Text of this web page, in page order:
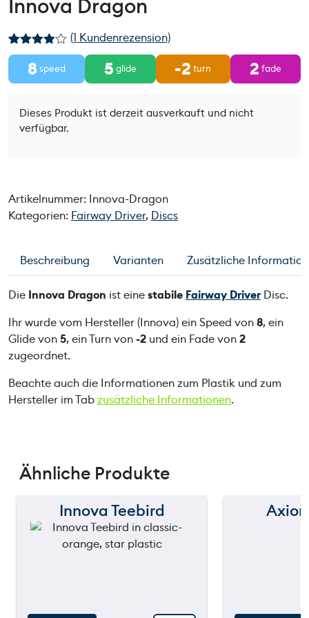
Innova Dragon
Bewertet
4.00
von 5,
1
Kundenbe
(1 Kundenrezension)
8speed 5 glide -2 turn 2 fade
Dieses Produkt ist derzeit ausverkauft und nicht
verfügbar.
Artikelnummer: Innova-Dragon
Kategorien: Fairway Driver, Discs
Beschreibung Varianten Zusätzliche
Die Innova Dragon ist einestabile Fairway DriverDisc.
Ihr wurde vom Hersteller (Innova) ein Speed von8, ein
Glide von5, ein Turn von-2 und ein Fade von2
zugeordnet.
Beachte auch die Informationen zum Plastik und zum
Hersteller im Tabzusätzliche Informationen.
Ähnliche Produkte
120 m
150 m
Innova Teebird 150 m